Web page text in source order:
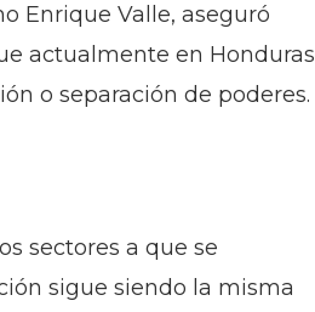
Enrique Valle, aseguró
actualmente en Honduras
o separación de poderes.
sectores a que se
sigue siendo la misma